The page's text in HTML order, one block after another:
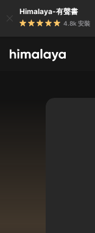
Himalaya-有聲書
4.8k 安裝